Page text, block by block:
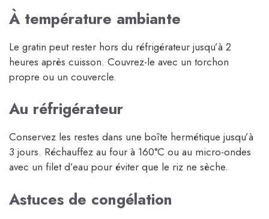
À température ambiante
Le gratin peut rester hors du réfrigérateur jusqu’à 2
heures après cuisson. Couvrez-le avec un torchon
propre ou un couvercle.
Au réfrigérateur
Conservez les restes dans une boîte hermétique jusqu’à
3 jours. Réchauffez au four à 160°C ou au micro-ondes
avec un filet d’eau pour éviter que le riz ne sèche.
Astuces de congélation